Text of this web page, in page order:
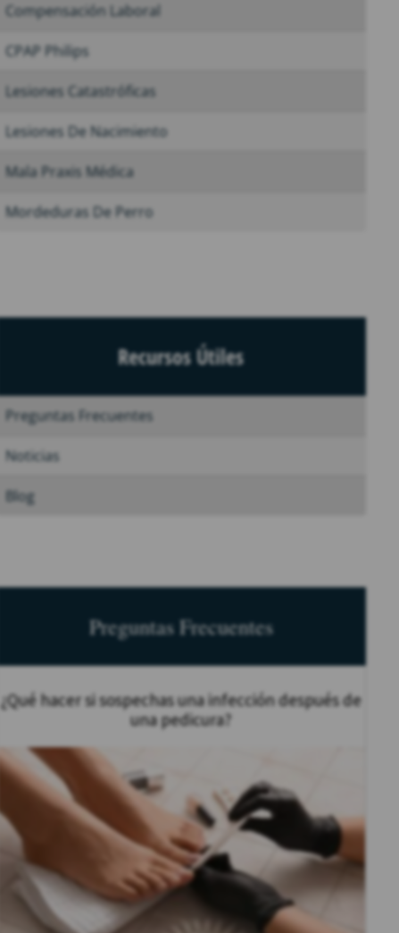
Compensación Laboral
CPAP Philips
Lesiones Catastróficas
Lesiones De Nacimiento
Mala Praxis Médica
Mordeduras De Perro
Recursos Útiles
Preguntas Frecuentes
Noticias
Blog
Preguntas Frecuentes
¿Qué hacer si sospechas una infección después de
una pedicura?